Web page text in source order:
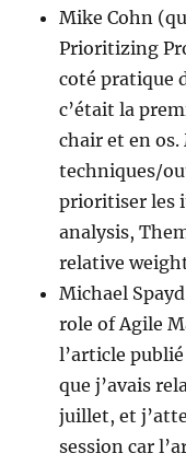
Mike Cohn
Prioritizing
coté pratique
c’était la
chair et en
techniques/
prioritiser les
analysis,
relative
Michael
role of Agile
l’article
que j’avais
juillet, et
session car